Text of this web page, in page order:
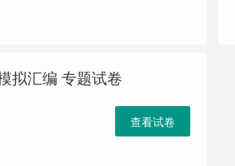
拟汇编 专题试卷
查看试卷